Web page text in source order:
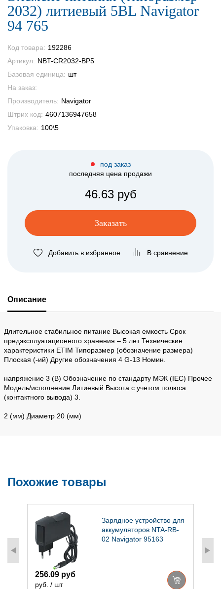
2032) литиевый 5BL Navigator
94 765
Код товара: 192286
Артикул: NBT-CR2032-BP5
Базовая единица: шт
На заказ:
Производитель: Navigator
Штрих код: 4607136947658
Упаковка: 100\5
под заказ
последняя цена продажи
46.63 руб
Заказать
Добавить в избранное В сравнение
Описание
Длительное стабильное питание Высокая емкость Срок
предэксплуатационного хранения – 5 лет Технические
характеристики ETIM Типоразмер (обозначение размера)
Плоская (-ий) Другие обозначения 4 G-13 Номин.
напряжение 3 (В) Обозначение по стандарту МЭК (IEC) Прочее
Модель/исполнение Литиевый Высота с учетом полюса
(контактного вывода) 3.
2 (мм) Диаметр 20 (мм)
Похожие товары
Зарядное устройство для
аккумуляторов NTA-RB-
02 Navigator 95163
256.09 руб
руб. / шт